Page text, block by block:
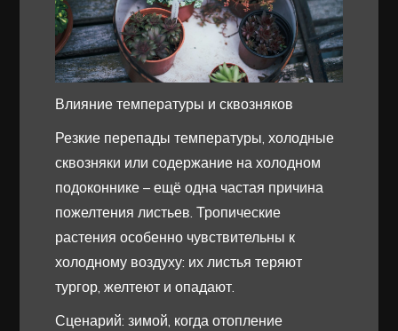
Влияние температуры и сквозняков
Резкие перепады температуры, холодные
сквозняки или содержание на холодном
подоконнике – ещё одна частая причина
пожелтения листьев. Тропические
растения особенно чувствительны к
холодному воздуху: их листья теряют
тургор, желтеют и опадают.
Сценарий: зимой, когда отопление